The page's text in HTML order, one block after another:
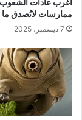
أغرب عادات الشعوب
ممارسات لاتُصدق ما
7 ديسمبر، 2025